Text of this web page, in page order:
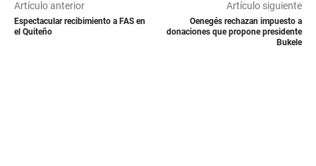
Artículo anterior
Espectacular recibimiento a FAS en
el Quiteño
Artículo siguiente
Oenegés rechazan impuesto a
donaciones que propone presidente
Bukele